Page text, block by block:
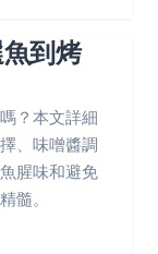
到烤
？本文詳細
、味噌醬調
腥味和避免
髓。